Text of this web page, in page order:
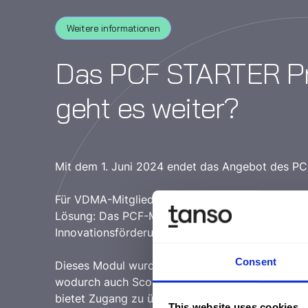
Consent
Weitere informationen
Das PCF STARTER
geht es weiter?
Mit dem 1. Juni 2024 endet das Angebot des
Für VDMA-Mitglieder, die weiterhin an
Lösung: Das PCF-Modul von Tanso
Innovationsförderung der Europäischen Union
Dieses Modul wurde speziell für skalierbare
wodurch auch Scope 1 und 2 Daten aus dem
bietet Zugang zu über 33.000